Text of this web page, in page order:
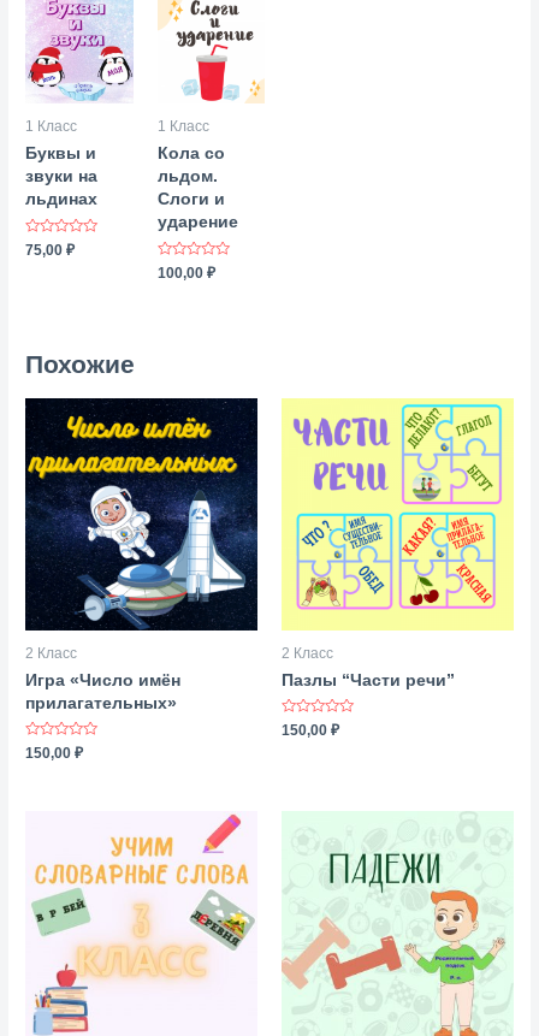
1 Класс
Буквы и
звуки на
льдинах
Оценка
0
75,00₽
1 Класс
Кола со
льдом.
Слоги и
ударение
Оценка
0
100,00 ₽
Похожие
2 Класс
Игра «Число имён
прилагательных»
Оценка
0
150,00₽
2 Класс
Пазлы “Части речи”
Оценка
0
150,00 ₽